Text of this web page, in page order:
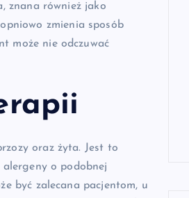
znana również jako
zmienia sposób
może nie odczuwać
oraz żyta. Jest to
o podobnej
być zalecana pacjentom, u